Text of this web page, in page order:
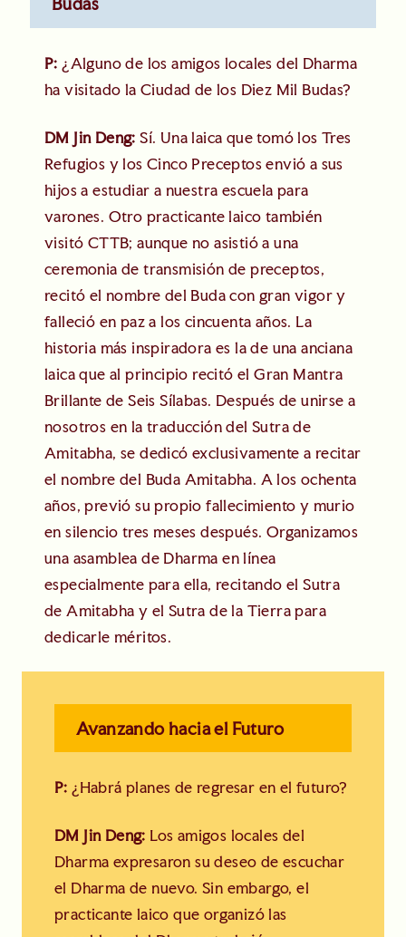
P: ¿Alguno de los amigos locales del Dharma
ha visitado la Ciudad de los Diez Mil Budas?
DM Jin Deng: Sí. Una laica que tomó los Tres
Refugios y los Cinco Preceptos envió a sus
hijos a estudiar a nuestra escuela para
varones. Otro practicante laico también
visitó CTTB; aunque no asistió a una
ceremonia de transmisión de preceptos,
recitó el nombre del Buda con gran vigor y
falleció en paz a los cincuenta años. La
historia más inspiradora es la de una anciana
laica que al principio recitó el Gran Mantra
Brillante de Seis Sílabas. Después de unirse a
nosotros en la traducción del Sutra de
Amitabha, se dedicó exclusivamente a recitar
el nombre del Buda Amitabha. A los ochenta
años, previó su propio fallecimiento y murio
en silencio tres meses después. Organizamos
una asamblea de Dharma en línea
especialmente para ella, recitando el Sutra
de Amitabha y el Sutra de la Tierra para
dedicarle méritos.
Avanzando hacia el Futuro
P: ¿Habrá planes de regresar en el futuro?
DM Jin Deng: Los amigos locales del
Dharma expresaron su deseo de escuchar
el Dharma de nuevo. Sin embargo, el
practicante laico que organizó las